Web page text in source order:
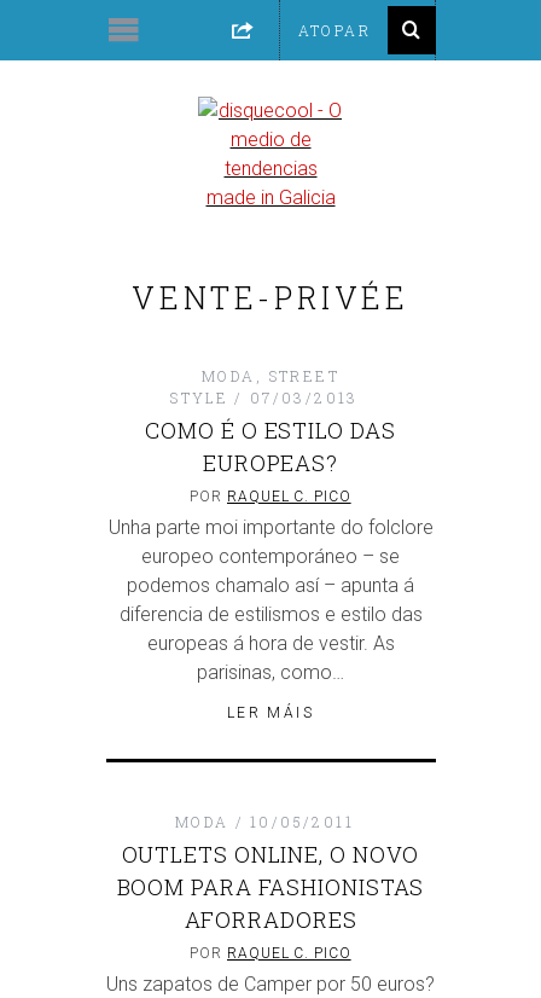
VENTE-PRIVÉE
MODA
STREET
STYLE
07/03/2013
COMO É O ESTILO DAS
EUROPEAS?
POR RAQUEL C. PICO
Unha parte moi importante do folclore
europeo contemporáneo – se
podemos chamalo así – apunta á
diferencia de estilismos e estilo das
europeas á hora de vestir. As
parisinas, como…
LER MÁIS
MODA 10/05/2011
OUTLETS ONLINE, O NOVO
BOOM PARA FASHIONISTAS
AFORRADORES
POR RAQUEL C. PICO
Uns zapatos de Camper por 50 euros?